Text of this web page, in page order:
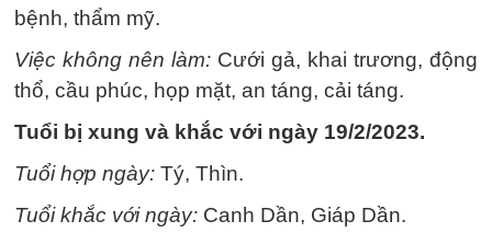
bệnh, thẩm mỹ.
Việc không nên làm: Cưới gả, khai trương, động
thổ, cầu phúc, họp mặt, an táng, cải táng.
Tuổi bị xung và khắc với ngày 19/2/2023.
Tuổi hợp ngày: Tý, Thìn.
Tuổi khắc với ngày: Canh Dần, Giáp Dần.